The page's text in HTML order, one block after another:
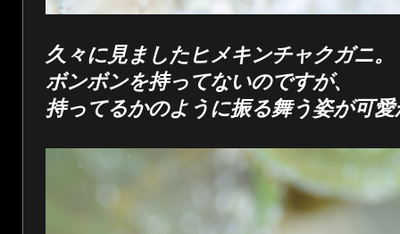
久々に見ましたヒメキンチャクガニ。
ボンボンを持ってないのですが、
持ってるかのように振る舞う姿が可